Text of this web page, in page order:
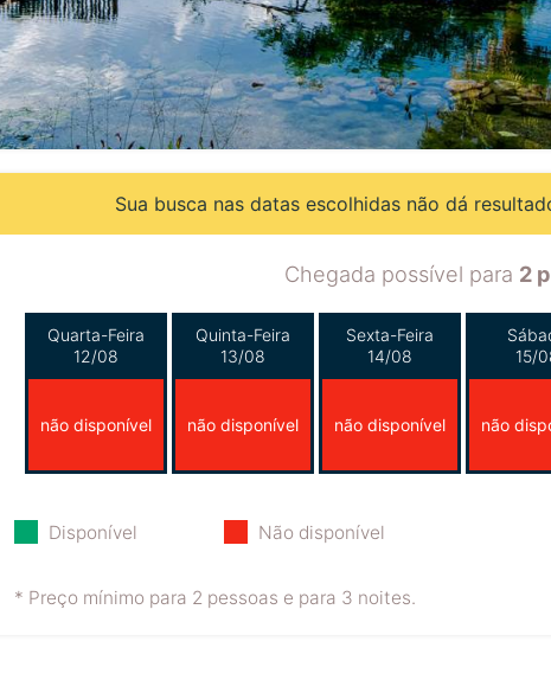
Sua busca nas datas escolhidas não dá
Chegada possível para 2
Quarta-Feira
12/08
não disponível
Quinta-Feira
13/08
não disponível
Sexta-Feira
14/08
não disponível
15/
não
Disponível Não disponível
* Preço mínimo para 2 pessoas e para 3 noites.